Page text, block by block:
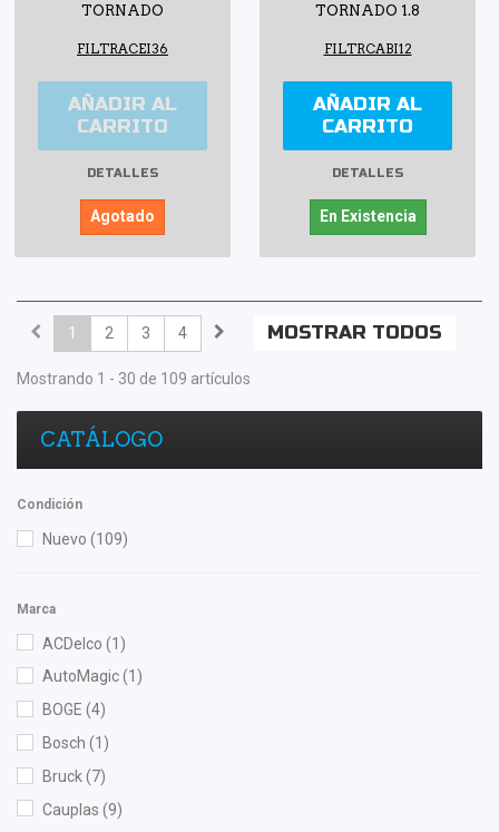
TORNADO
FILTRACEI36
AÑADIR AL
CARRITO
DETALLES
Agotado
TORNADO 1.8
FILTRCABI12
AÑADIR AL
CARRITO
DETALLES
En Existencia
MOSTRAR TODOS
1 2 3 4
Mostrando 1 - 30 de 109 artículos
CATÁLOGO
Condición
Nuevo (109)
Marca
ACDelco (1)
AutoMagic(1)
BOGE (4)
Bosch (1)
Bruck(7)
Cauplas (9)